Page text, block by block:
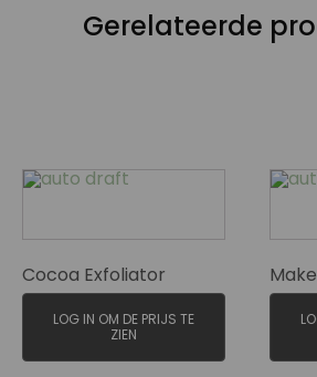
Gerelateerde
Cocoa Exfoliator
LOG IN OM DE PRIJS TE
ZIEN